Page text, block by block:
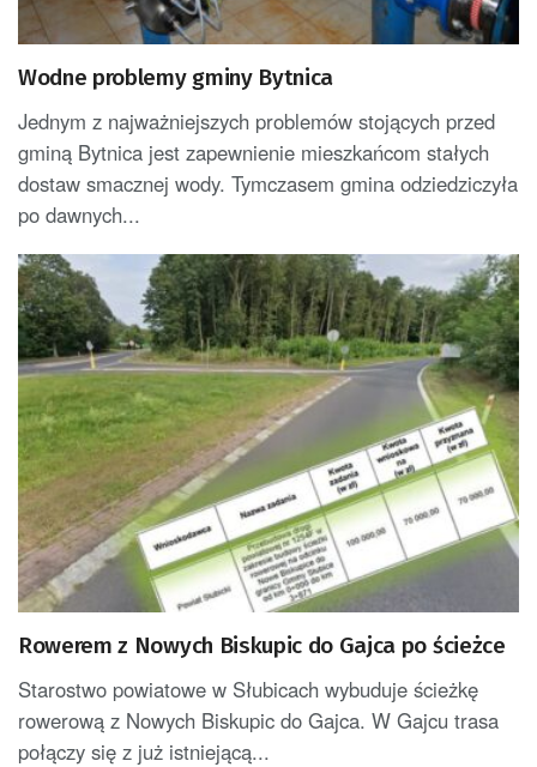
Wodne problemy gminy Bytnica
Jednym z najważniejszych problemów stojących przed
gminą Bytnica jest zapewnienie mieszkańcom stałych
dostaw smacznej wody. Tymczasem gmina odziedziczyła
po dawnych...
Rowerem z Nowych Biskupic do Gajca po ścieżce
Starostwo powiatowe w Słubicach wybuduje ścieżkę
rowerową z Nowych Biskupic do Gajca. W Gajcu trasa
połączy się z już istniejącą...